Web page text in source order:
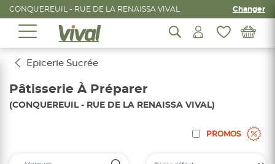
CONQUEREUIL - RUE DE LA RENAISSA VIVAL Changer
Epicerie Sucrée
Pâtisserie À Préparer
(CONQUEREUIL - RUE DE LA RENAISSA VIVAL)
PROMOS